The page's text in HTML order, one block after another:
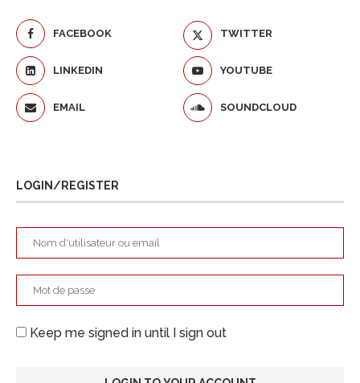
FACEBOOK TWITTER
LINKEDIN YOUTUBE
EMAIL SOUNDCLOUD
LOGIN/REGISTER
Keep me signed in until I sign out